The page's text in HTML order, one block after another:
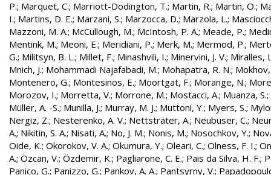
P.; Marquet, C.; Marriott-Dodington, T.; Martin, R.; Martin, O.;
I.; Martins, D. E.; Marzani, S.; Marzocca, D.; Marzola, L.;
Mazzoni, M. A.; McCullough, M.; McIntosh, P. A.; Meade, P.;
Mentink, M.; Meoni, E.; Meridiani, P.; Merk, M.; Mermod, P.;
G.; Militsyn, B. L.; Millet, F.; Minashvili, I.; Minervini, J. V.; Miralles,
Mnich, J.; Mohammadi Najafabadi, M.; Mohapatra, R. N.;
Montenero, G.; Montesinos, E.; Moortgat, F.; Morange, N.;
Morozov, I.; Morretta, V.; Morrone, M.; Mostacci, A.; Muanza, S.;
Müller, A. -S.; Munilla, J.; Murray, M. J.; Muttoni, Y.; Myers, S.;
Nergiz, Z.; Nesterenko, A. V.; Nettsträter, A.; Neubüser, C.;
A.; Nikitin, S. A.; Nisati, A.; No, J. M.; Nonis, M.; Nosochkov, Y.;
Oide, K.; Okorokov, V. A.; Okumura, Y.; Oleari, C.; Olness, F. I.;
A.; Özcan, V.; Özdemir, K.; Pagliarone, C. E.; Pais da Silva, H. F.;
Panico, G.; Panizzo, G.; Pankov, A. A.; Pantsyrny, V.;